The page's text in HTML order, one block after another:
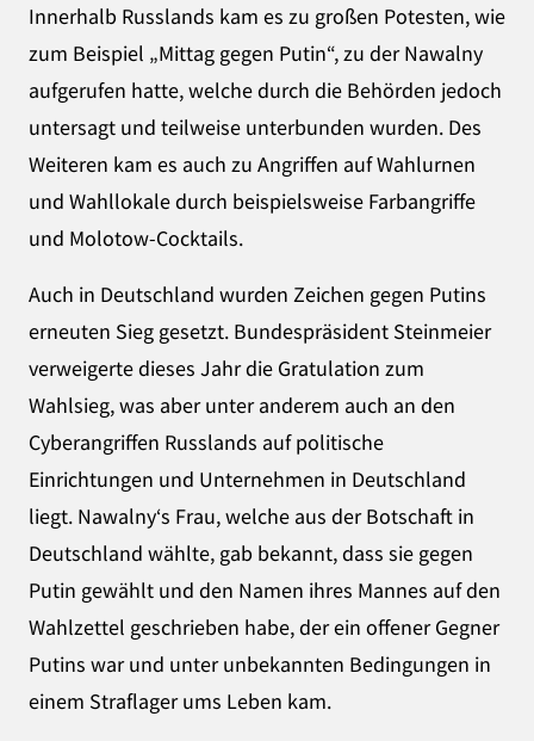
Innerhalb Russlands kam es zu großen Potesten, wie
zum Beispiel „Mittag gegen Putin“, zu der Nawalny
aufgerufen hatte, welche durch die Behörden jedoch
untersagt und teilweise unterbunden wurden. Des
Weiteren kam es auch zu Angriffen auf Wahlurnen
und Wahllokale durch beispielsweise Farbangriffe
und Molotow-Cocktails.
Auch in Deutschland wurden Zeichen gegen Putins
erneuten Sieg gesetzt. Bundespräsident Steinmeier
verweigerte dieses Jahr die Gratulation zum
Wahlsieg, was aber unter anderem auch an den
Cyberangriffen Russlands auf politische
Einrichtungen und Unternehmen in Deutschland
liegt. Nawalny‘s Frau, welche aus der Botschaft in
Deutschland wählte, gab bekannt, dass sie gegen
Putin gewählt und den Namen ihres Mannes auf den
Wahlzettel geschrieben habe, der ein offener Gegner
Putins war und unter unbekannten Bedingungen in
einem Straflager ums Leben kam.